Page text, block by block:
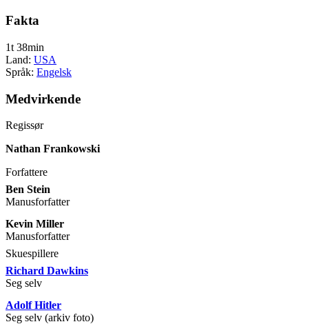
Fakta
1t 38min
Land: USA
Språk: Engelsk
Medvirkende
Regissør
Nathan Frankowski
Forfattere
Ben Stein
Manusforfatter
Kevin Miller
Manusforfatter
Skuespillere
Richard Dawkins
Seg selv
Adolf Hitler
Seg selv (arkiv foto)